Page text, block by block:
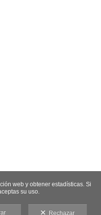
web y obtener estadísticas. Si
su uso.
Rechazar